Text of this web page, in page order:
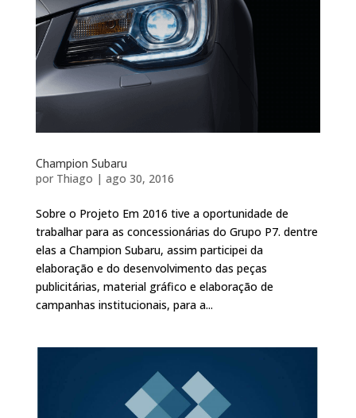
Champion Subaru
por Thiago | ago 30, 2016
Sobre o Projeto Em 2016 tive a oportunidade de
trabalhar para as concessionárias do Grupo P7. dentre
elas a Champion Subaru, assim participei da
elaboração e do desenvolvimento das peças
publicitárias, material gráfico e elaboração de
campanhas institucionais, para a...